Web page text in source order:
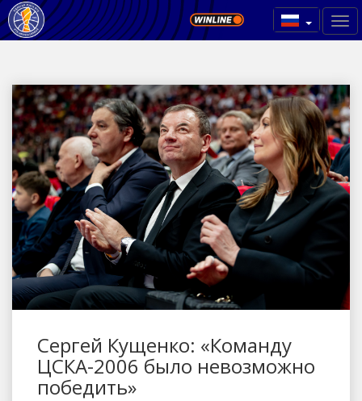
Сергей Кущенко: «Команду
ЦСКА-2006 было невозможно
победить»